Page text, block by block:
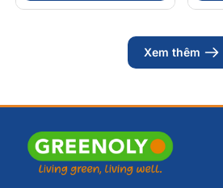
Sản phẩm giúp kích thích sản sinh
mỏi và phục hồi thể lực cho nam
Xem thêm